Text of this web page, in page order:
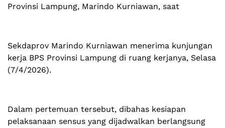
Provinsi Lampung, Marindo Kurniawan, saat
Sekdaprov Marindo Kurniawan menerima kunjungan
kerja BPS Provinsi Lampung di ruang kerjanya, Selasa
(7/4/2026).
Dalam pertemuan tersebut, dibahas kesiapan
pelaksanaan sensus yang dijadwalkan berlangsung